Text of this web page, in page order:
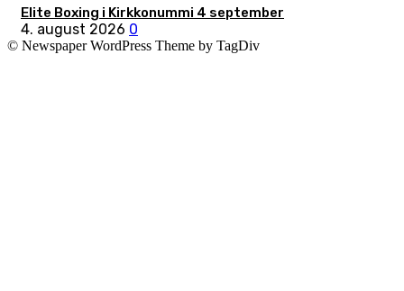
Elite Boxing i Kirkkonummi 4 september
4. august 2026 0
© Newspaper WordPress Theme by TagDiv